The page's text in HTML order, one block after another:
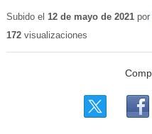
Subido el 12 de mayo de 2021por
172visualizaciones